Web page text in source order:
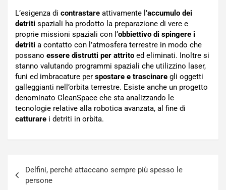
L’esigenza di contrastare attivamente l’accumulo dei
detriti spaziali ha prodotto la preparazione di vere e
proprie missioni spaziali con l’obbiettivo di spingere i
detriti a contatto con l’atmosfera terrestre in modo che
possano essere distrutti per attrito ed eliminati. Inoltre si
stanno valutando programmi spaziali che utilizzino laser,
funi ed imbracature per spostare e trascinare gli oggetti
galleggianti nell’orbita terrestre. Esiste anche un progetto
denominato CleanSpace che sta analizzando le
tecnologie relative alla robotica avanzata, al fine di
catturare i detriti in orbita.
articoli
Delfini, perché attaccano sempre più spesso le
persone